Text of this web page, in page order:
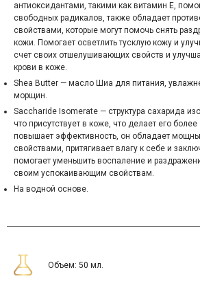
антиоксидантами, такими как витамин Е,
свободных радикалов, также обладает
свойствами, которые могут помочь снять
кожи. Помогает осветлить тусклую кожу и
счет своих отшелушивающих свойств и
крови в коже.
Shea Butter — масло Шиа для питания,
морщин.
Saccharide Isomerate — структура сахарида
что присутствует в коже, что делает его
повышает эффективность, он обладает
свойствами, притягивает влагу к себе и
помогает уменьшить воспаление и
своим успокаивающим свойствам.
На водной основе.
Объем: 50 мл.